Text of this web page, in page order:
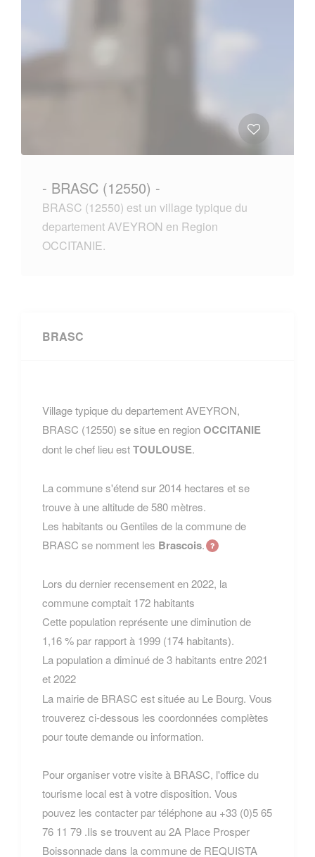
- BRASC (12550) -
BRASC (12550) est un village typique du
departement AVEYRON en Region
OCCITANIE.
BRASC
Village typique du departement AVEYRON,
BRASC (12550) se situe en regionOCCITANIE
dont le chef lieu estTOULOUSE.
La commune s'étend sur 2014 hectares et se
trouve à une altitude de 580 mètres.
Les habitants ou Gentiles de la commune de
BRASC se nomment les Brascois.
Lors du dernier recensement en 2022, la
commune comptait 172 habitants
Cette population représente une diminution de
1,16 % par rapport à 1999 (174 habitants).
La population a diminué de 3 habitants entre 2021
et 2022
La mairie de BRASC est située au Le Bourg. Vous
trouverez ci-dessous les coordonnées complètes
pour toute demande ou information.
Pour organiser votre visite à BRASC, l'office du
tourisme local est à votre disposition. Vous
pouvez les contacter par téléphone au +33 (0)5 65
76 11 79 .Ils se trouvent au 2A Place Prosper
Boissonnade dans la commune de REQUISTA